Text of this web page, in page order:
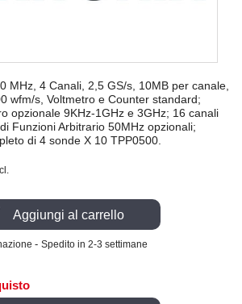
MHz, 4 Canali, 2,5 GS/s, 10MB per canale,
wfm/s, Voltmetro e Counter standard;
opzionale 9KHz-1GHz e 3GHz; 16 canali
Funzioni Arbitrario 50MHz opzionali;
di 4 sonde X 10 TPP0500.
Aggiungi al carrello
- Spedito in 2-3 settimane